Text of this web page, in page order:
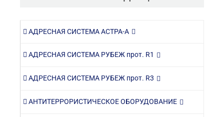
АДРЕСНАЯ СИСТЕМА АСТРА-А
АДРЕСНАЯ СИСТЕМА РУБЕЖ прот. R1
АДРЕСНАЯ СИСТЕМА РУБЕЖ прот. R3
АНТИТЕРРОРИСТИЧЕСКОЕ ОБОРУДОВАНИЕ